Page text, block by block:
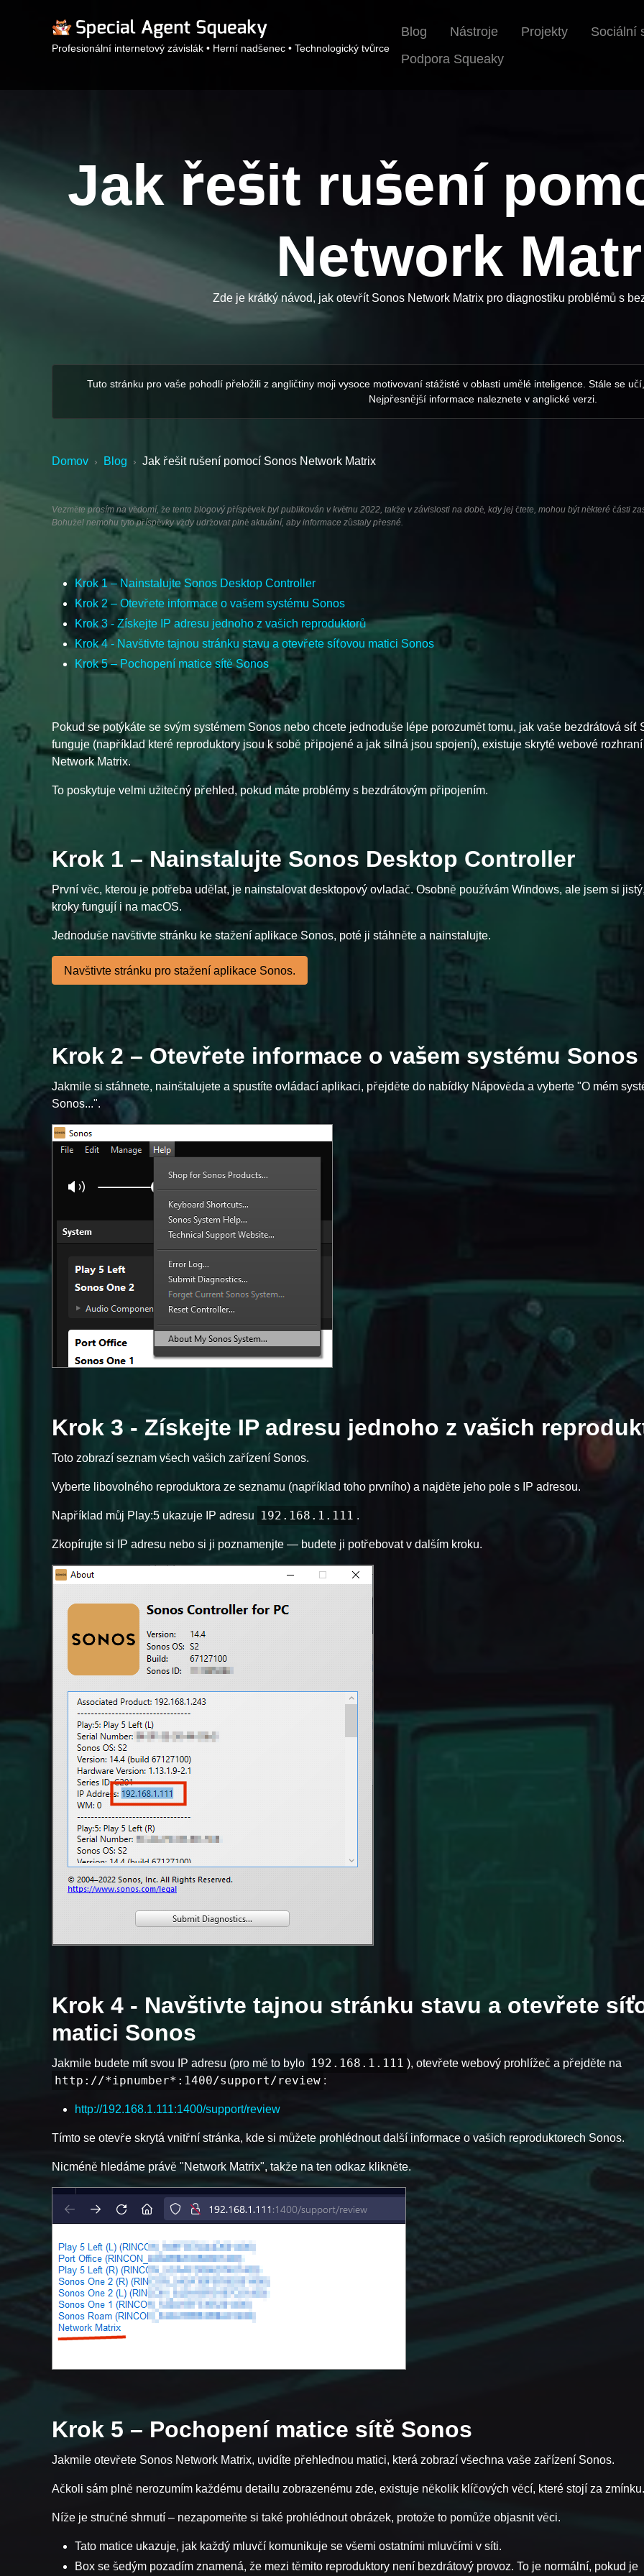
Profesionální internetový závislák • Herní nadšenec • Technologický tvůrce
Blog Nástroje Projekty
Sociální
Podpora Squeaky
Jak řešit rušení
Network
Zde je krátký návod, jak otevřít Sonos Network Matrix pro diagnostiku problémů s
Tuto stránku pro vaše pohodlí přeložili z angličtiny moji vysoce motivovaní stážisté v oblasti umělé inteligence. Stále se
Nejpřesnější informace naleznete v anglické verzi.
Domov › Blog › Jak řešit rušení pomocí Sonos Network Matrix
Vezměte prosím na vědomí, že tento blogový příspěvek byl publikován v květnu 2022, takže v závislosti na době, kdy jej čtete, mohou být některé části
Bohužel nemohu tyto příspěvky vždy udržovat plně aktuální, aby informace zůstaly přesné.
Krok 1 – Nainstalujte Sonos Desktop Controller
Krok 2 – Otevřete informace o vašem systému Sonos
Krok 3 - Získejte IP adresu jednoho z vašich reproduktorů
Krok 4 - Navštivte tajnou stránku stavu a otevřete síťovou matici Sonos
Krok 5 – Pochopení matice sítě Sonos
Pokud se potýkáte se svým systémem Sonos nebo chcete jednoduše lépe porozumět tomu, jak vaše bezdrátová síť
funguje (například které reproduktory jsou k sobě připojené a jak silná jsou spojení), existuje skryté webové
Network Matrix.
To poskytuje velmi užitečný přehled, pokud máte problémy s bezdrátovým připojením.
Krok 1 – Nainstalujte Sonos Desktop Controller
První věc, kterou je potřeba udělat, je nainstalovat desktopový ovladač. Osobně používám Windows, ale jsem si
kroky fungují i na macOS.
Jednoduše navštivte stránku ke stažení aplikace Sonos, poté ji stáhněte a nainstalujte.
Navštivte stránku pro stažení aplikace Sonos.
Krok 2 – Otevřete informace o vašem systému Sonos
Jakmile si stáhnete, nainštalujete a spustíte ovládací aplikaci, přejděte do nabídky Nápověda a vyberte "O mém
Sonos...".
Krok 3 - Získejte IP adresu jednoho z vašich
Toto zobrazí seznam všech vašich zařízení Sonos.
Vyberte libovolného reproduktora ze seznamu (například toho prvního) a najděte jeho pole s IP adresou.
Například můj Play:5 ukazuje IP adresu 192.168.1.111 .
Zkopírujte si IP adresu nebo si ji poznamenjte — budete ji potřebovat v dalším kroku.
Krok 4 - Navštivte tajnou stránku stavu a otevřete
matici Sonos
Jakmile budete mít svou IP adresu (pro mě to bylo 192.168.1.111 ), otevřete webový prohlížeč a přejděte na
http://*ipnumber*:1400/support/review :
http://192.168.1.111:1400/support/review
Tímto se otevře skrytá vnitřní stránka, kde si můžete prohlédnout další informace o vašich reproduktorech Sonos.
Nicméně hledáme právě "Network Matrix", takže na ten odkaz klikněte.
Krok 5 – Pochopení matice sítě Sonos
Jakmile otevřete Sonos Network Matrix, uvidíte přehlednou matici, která zobrazí všechna vaše zařízení Sonos.
Ačkoli sám plně nerozumím každému detailu zobrazenému zde, existuje několik klíčových věcí, které stojí za zmínku.
Níže je stručné shrnutí – nezapomeňte si také prohlédnout obrázek, protože to pomůže objasnit věci.
Tato matice ukazuje, jak každý mluvčí komunikuje se všemi ostatními mluvčími v síti.
Box se šedým pozadím znamená, že mezi těmito reproduktory není bezdrátový provoz. To je normální, pokud je